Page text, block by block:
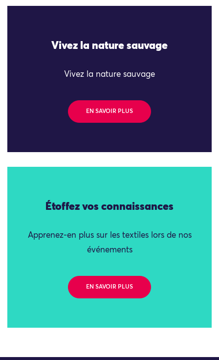
Vivez la nature sauvage
Vivez la nature sauvage
EN SAVOIR PLUS
Étoffez vos connaissances
Apprenez-en plus sur les textiles lors de nos
événements
EN SAVOIR PLUS